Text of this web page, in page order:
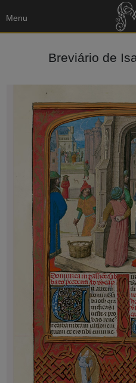
Menu
Breviário de